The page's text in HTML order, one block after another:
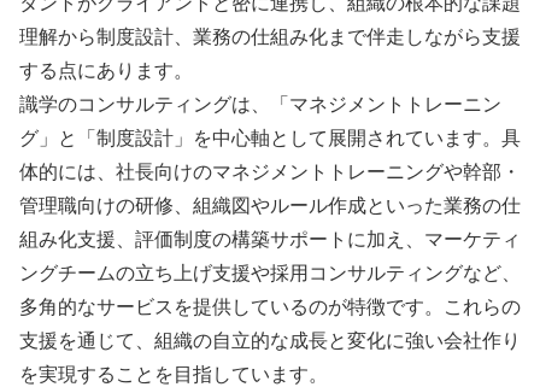
理解から制度設計、業務の仕組み化まで伴走しながら支援
する点にあります。
識学のコンサルティングは、「マネジメントトレーニン
グ」と「制度設計」を中心軸として展開されています。具
体的には、社長向けのマネジメントトレーニングや幹部・
管理職向けの研修、組織図やルール作成といった業務の仕
組み化支援、評価制度の構築サポートに加え、マーケティ
ングチームの立ち上げ支援や採用コンサルティングなど、
多角的なサービスを提供しているのが特徴です。これらの
支援を通じて、組織の自立的な成長と変化に強い会社作り
を実現することを目指しています。